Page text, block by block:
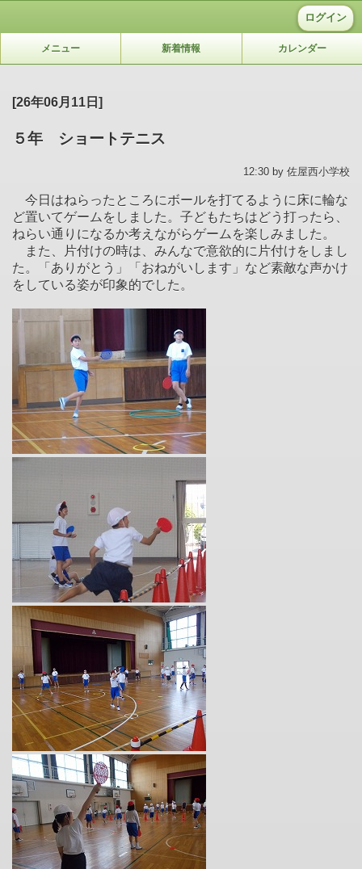
ログイン
メニュー 新着情報 カレンダー
[26年06月11日]
５年 ショートテニス
12:30 by 佐屋西小学校
今日はねらったところにボールを打てるように床に輪な
ど置いてゲームをしました。子どもたちはどう打ったら、
ねらい通りになるか考えながらゲームを楽しみました。
また、片付けの時は、みんなで意欲的に片付けをしまし
た。「ありがとう」「おねがいします」など素敵な声かけ
をしている姿が印象的でした。